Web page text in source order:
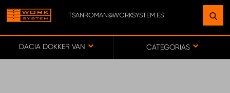
TSANROMAN@WORKSYSTEM.ES
DACIA DOKKER VAN CATEGORIAS
ENCUENTRE UNA INSTALACIÓN
CERCA DE USTED